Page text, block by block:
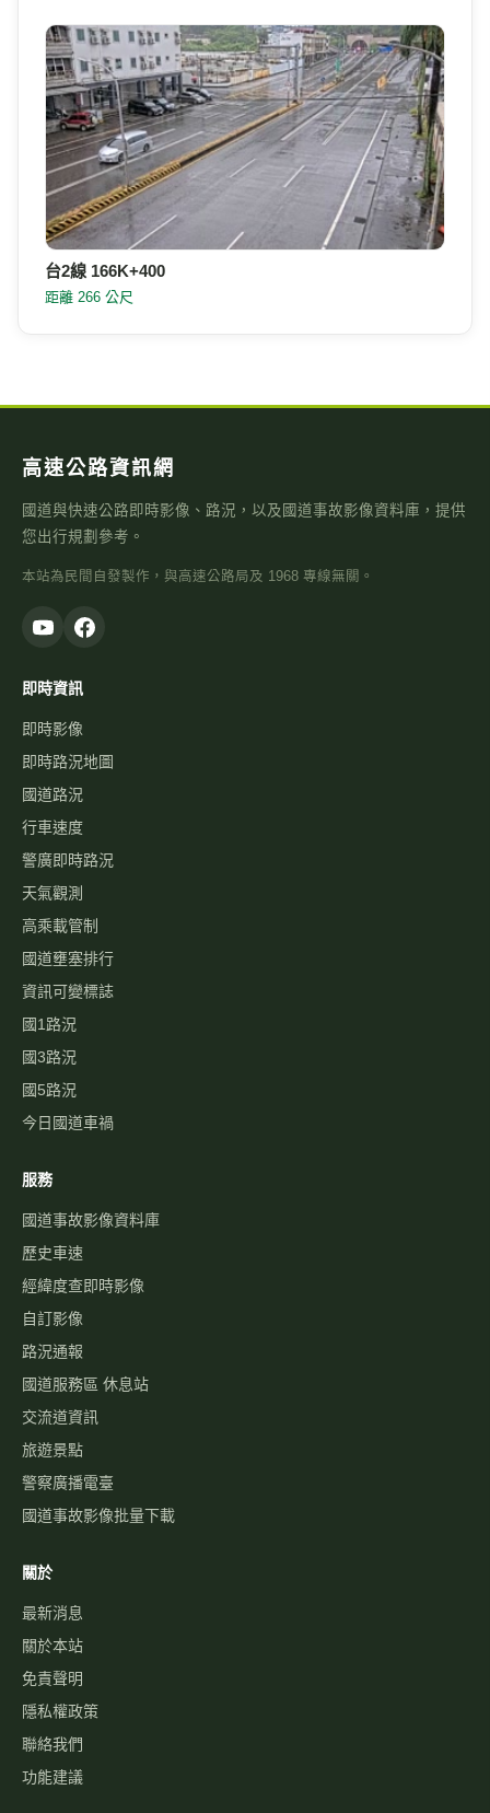
台2線 166K+400
距離 266 公尺
高速公路資訊網
國道與快速公路即時影像、路況，以及國道事故影像資料庫，提供
您出行規劃參考。
本站為民間自發製作，與高速公路局及 1968 專線無關。
即時資訊
即時影像
即時路況地圖
國道路況
行車速度
警廣即時路況
天氣觀測
高乘載管制
國道壅塞排行
資訊可變標誌
國1路況
國3路況
國5路況
今日國道車禍
服務
國道事故影像資料庫
歷史車速
經緯度查即時影像
自訂影像
路況通報
國道服務區 休息站
交流道資訊
旅遊景點
警察廣播電臺
國道事故影像批量下載
關於
最新消息
關於本站
免責聲明
隱私權政策
聯絡我們
功能建議